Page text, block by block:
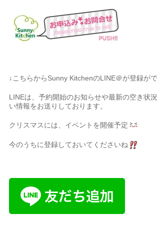
↓こちらからSunny KitchenのLINE＠が登録がで
LINEは、予約開始のお知らせや最新の空き状
い情報をお送りしております。
クリスマスには、イベントを開催予定
今のうちに登録しておいてくださいね